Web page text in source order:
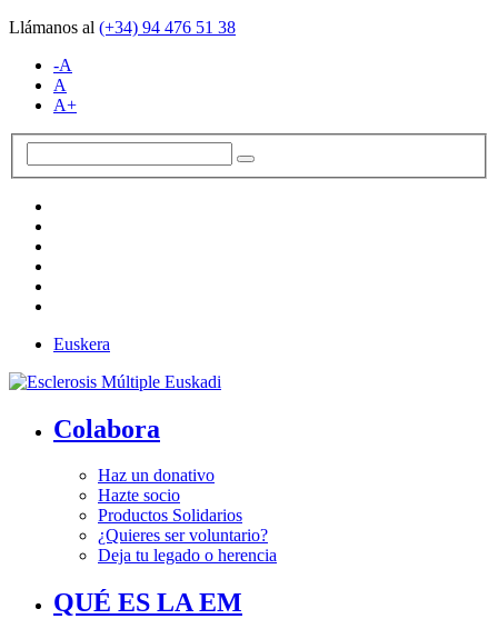
Llámanos al (+34) 94 476 51 38
-A
A
A+
Euskera
Colabora
Haz un donativo
Hazte socio
Productos Solidarios
¿Quieres ser voluntario?
Deja tu legado o herencia
QUÉ ES LA EM